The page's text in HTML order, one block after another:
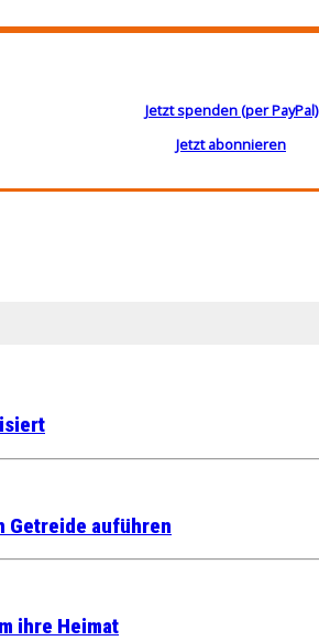
Jetzt spenden (per PayPal)
Jetzt abonnieren
Getreide auführen
ihre Heimat